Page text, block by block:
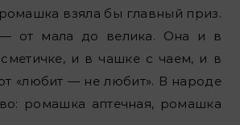
взяла бы главный приз.
от мала до велика. Она и в
и в чашке с чаем, и в
«любит — не любит». В народе
ромашка аптечная, ромашка